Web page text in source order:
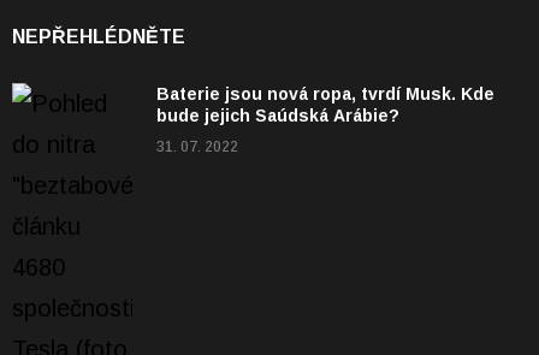
NEPŘEHLÉDNĚTE
Baterie jsou nová ropa, tvrdí Musk. Kde
bude jejich Saúdská Arábie?
31. 07. 2022